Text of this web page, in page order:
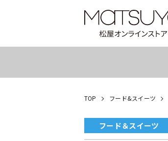
TOP フード&スイーツ
フード＆スイーツ